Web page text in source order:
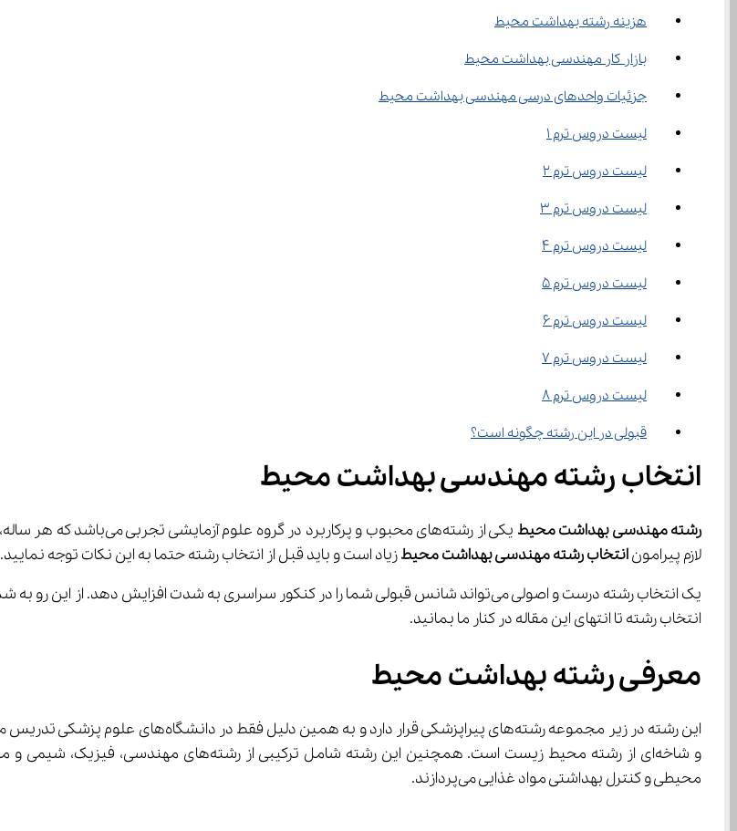
هزینه رشته بهداشت محیط
بازار کار مهندسی بهداشت محیط
جزئیات واحدهای درسی مهندسی بهداشت محیط
لیست دروس ترم ۱
لیست دروس ترم ۲
لیست دروس ترم ۳
لیست دروس ترم ۴
لیست دروس ترم ۵
لیست دروس ترم ۶
لیست دروس ترم ۷
لیست دروس ترم ۸
قبولی در این رشته چگونه است؟
انتخاب رشته مهندسی بهداشت محیط
رشته مهندسی بهداشت محیط
لازم پیرامون انتخاب رشته مهندسی بهداشت محیط زیاد است و باید قبل از انتخاب رشته حتما به این نکات توجه نمایید.
انتخاب رشته تا انتهای این مقاله در کنار ما بمانید.
معرفی رشته بهداشت محیط
محیطی و کنترل بهداشتی مواد غذایی می‌پردازند.